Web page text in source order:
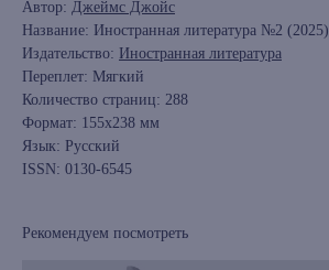
Автор: Джеймс Джойс
Название: Иностранная литература №2 (2025)
Издательство: Иностранная литература
Переплет: Мягкий
Количество страниц: 288
Формат: 155х238 мм
Язык: Русский
ISSN: 0130-6545
Рекомендуем посмотреть